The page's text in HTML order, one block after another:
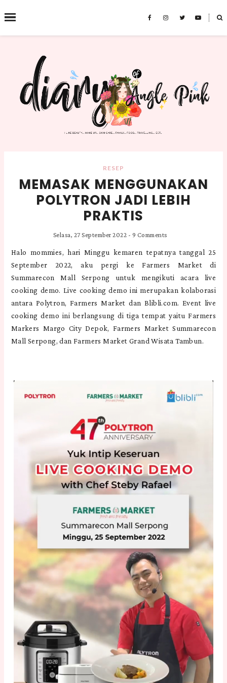
˟
SEARCH THIS BLOG
RESEP
MEMASAK MENGGUNAKAN
POLYTRON JADI LEBIH
PRAKTIS
Selasa, 27 September 2022 - 9 Comments
Halo mommies, hari Minggu kemaren tepatnya tanggal 25
September 2022, aku pergi ke Farmers Market di
Summarecon Mall Serpong untuk mengikuti acara live
cooking demo. Live cooking demo ini merupakan kolaborasi
antara Polytron, Farmers Market dan Blibli.com. Event live
cooking demo ini berlangsung di tiga tempat yaitu Farmers
Markers Margo City Depok, Farmers Market Summarecon
Mall Serpong, dan Farmers Market Grand Wisata Tambun.